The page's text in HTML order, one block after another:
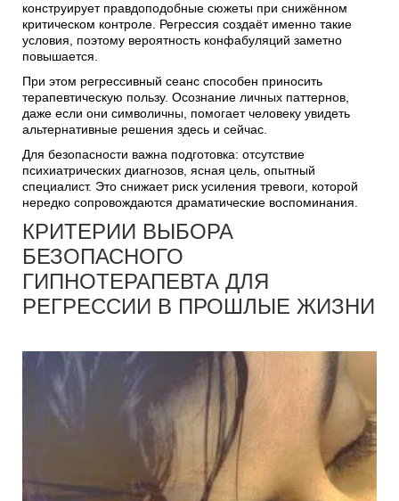
конструирует правдоподобные сюжеты при снижённом
критическом контроле. Регрессия создаёт именно такие
условия, поэтому вероятность конфабуляций заметно
повышается.
При этом регрессивный сеанс способен приносить
терапевтическую пользу. Осознание личных паттернов,
даже если они символичны, помогает человеку увидеть
альтернативные решения здесь и сейчас.
Для безопасности важна подготовка: отсутствие
психиатрических диагнозов, ясная цель, опытный
специалист. Это снижает риск усиления тревоги, которой
нередко сопровождаются драматические воспоминания.
КРИТЕРИИ ВЫБОРА
БЕЗОПАСНОГО
ГИПНОТЕРАПЕВТА ДЛЯ
РЕГРЕССИИ В ПРОШЛЫЕ ЖИЗНИ